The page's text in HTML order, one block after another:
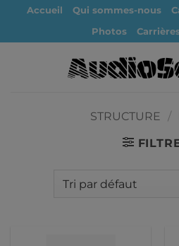
Passer
contenu
Accueil Qui sommes-nous
Photos
STRUCTURE /